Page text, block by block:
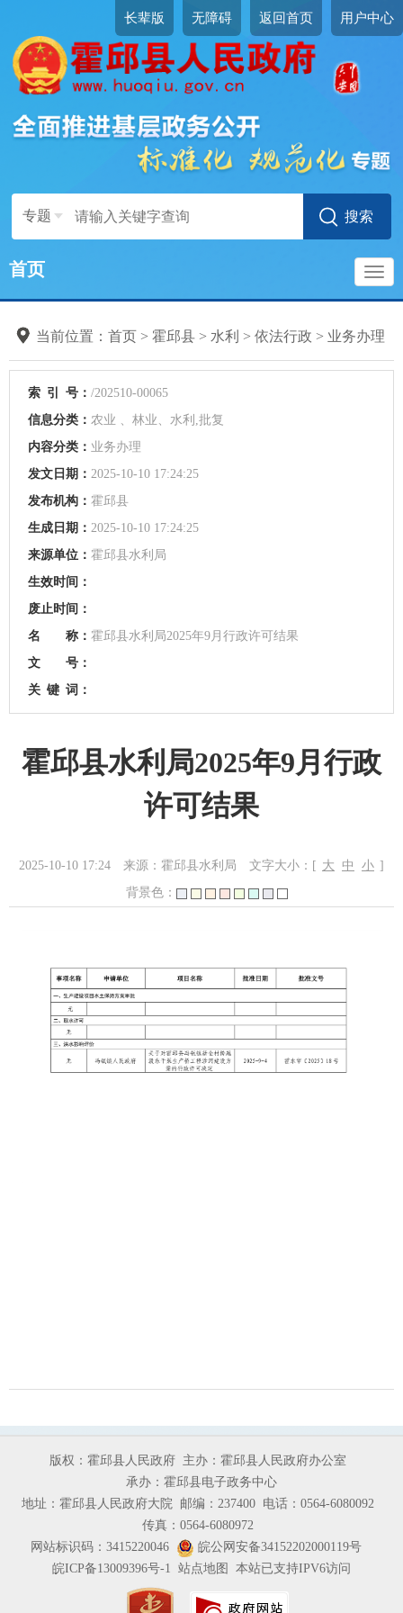
长辈版 无障碍 返回首页 用户中心
专题
首页
当前位置： 首页 > 霍邱县 > 水利 > 依法行政 > 业务办理
索 引 号： /202510-00065
信息分类： 农业 、林业、水利,批复
内容分类： 业务办理
发文日期： 2025-10-10 17:24:25
发布机构： 霍邱县
生成日期： 2025-10-10 17:24:25
来源单位： 霍邱县水利局
生效时间：
废止时间：
名 称： 霍邱县水利局2025年9月行政许可结果
文 号：
关 键 词：
霍邱县水利局2025年9月行政
许可结果
2025-10-10 17:24 来源：霍邱县水利局 文字大小：[ 大 中 小 ]
背景色：
版权：霍邱县人民政府 主办：霍邱县人民政府办公室
承办：霍邱县电子政务中心
地址：霍邱县人民政府大院 邮编：237400 电话：0564-6080092
传真：0564-6080972
网站标识码：3415220046
皖公网安备34152202000119号
皖ICP备13009396号-1 站点地图 本站已支持IPV6访问